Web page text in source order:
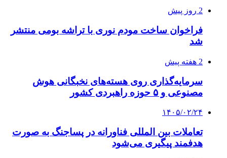
2 روز پیش
فراخوان ساخت مودم نوری با تراشه بومی منتشر
شد
2 هفته پیش
سرمایه‌گذاری روی هسته‌های نخبگانی هوش
مصنوعی و ۵ حوزه راهبردی کشور
۱۴۰۵/۰۲/۲۴
تعاملات بین المللی فناورانه در پساجنگ به صورت
هدفمند پیگیری می‌شود